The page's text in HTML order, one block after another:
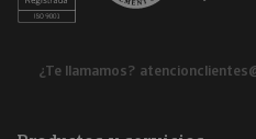
¿Te llamamos?